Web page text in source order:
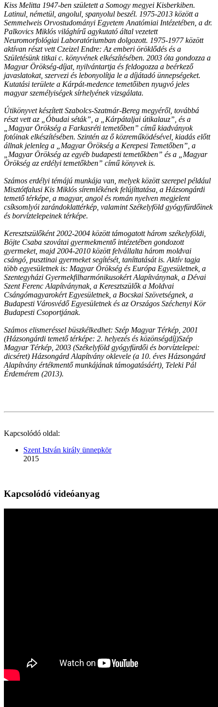
Kiss Melitta 1947-ben született a Somogy megyei Kisberkiben.
Latinul, németül, angolul, spanyolul beszél. 1975-2013 között a
Semmelweis Orvostudományi Egyetem Anatómiai Intézetében, a dr.
Palkovics Miklós világhírű agykutató által vezetett
Neuromorfológiai Laboratóriumban dolgozott. 1975-1977 között
aktívan részt vett Czeizel Endre: Az emberi öröklődés és a
Születésünk titkai c. könyvének elkészítésében. 2003 óta gondozza a
Magyar Örökség-díjat, nyilvántartja és feldogozza a beérkező
javaslatokat, szervezi és lebonyolítja le a díjátadó ünnepségeket.
Kutatási területe a Kárpát-medence temetőiben nyugvó jeles
magyar személyiségek sírhelyének vizsgálata.
Útikönyvet készített Szabolcs-Szatmár-Bereg megyéről, továbbá
részt vett az „Óbudai séták”, a „Kárpátaljai útikalauz”, és a
„Magyar Örökség a Farkasréti temetőben” című kiadványok
fotóinak elkészítésében. Szintén az ő közreműködésével, kiadás előtt
állnak jelenleg a „Magyar Örökség a Kerepesi Temetőben”, a
„Magyar Örökség az egyéb budapesti temetőkben” és a „Magyar
Örökség az erdélyi temetőkben” című könyvek is.
Számos erdélyi témájú munkája van, melyek között szerepel például
Misztótfalusi Kis Miklós síremlékének felújíttatása, a Házsongárdi
temető térképe, a magyar, angol és román nyelven megjelent
csíksomlyói zarándoklattérkép, valamint Székelyföld gyógyfürdőinek
és borvíztelepeinek térképe.
Keresztszülőként 2002-2004 között támogatott három székelyföldi,
Böjte Csaba szovátai gyermekmentő intézetében gondozott
gyermeket, majd 2004-2010 között felvállalta három moldvai
csángó, pusztinai gyermeket segítését, taníttatását is. Aktív tagja
több egyesületnek is: Magyar Örökség és Európa Egyesületnek, a
Szentegyházi Gyermekfilharmónikusokért Alapítványnak, a Dévai
Szent Ferenc Alapítványnak, a Keresztszülők a Moldvai
Csángómagyarokért Egyesületnek, a Bocskai Szövetségnek, a
Budapesti Városvédő Egyesületnek és az Országos Széchenyi Kör
Budapesti Csoportjának.
Számos elismeréssel büszkélkedhet: Szép Magyar Térkép, 2001
(Házsongárdi temető térképe: 2. helyezés és közönségdíj)Szép
Magyar Térkép, 2003 (Székelyföld gyógyfürdői és borvíztelepei:
dicséret) Házsongárd Alapítvány oklevele (a 10. éves Házsongárd
Alapítvány értékmentő munkájának támogatásáért), Teleki Pál
Érdemérem (2013).
Kapcsolódó oldal:
Szent István király ünnepkör
2015
Kapcsolódó videóanyag